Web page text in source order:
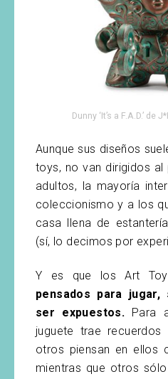
Dunny ‘It’s a F.A.D.’ de
Aunque sus diseños
toys, no van dirigidos al
adultos, la mayoría
coleccionismo y a los
casa llena de
(sí, lo decimos por
Y es que los Art
pensados para
ser expuestos. Para
juguete trae
otros piensan en ellos
mientras que otros